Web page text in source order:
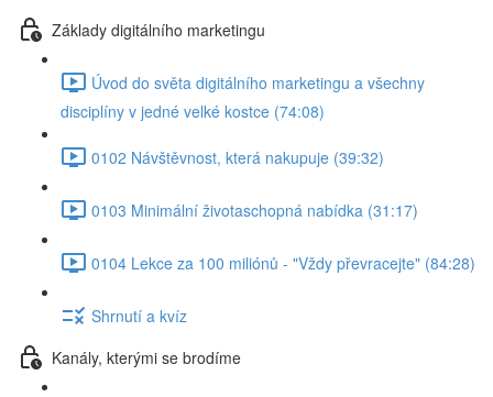
Základy digitálního marketingu
Úvod do světa digitálního marketingu a všechny
disciplíny v jedné velké kostce (74:08)
0102 Návštěvnost, která nakupuje (39:32)
0103 Minimální životaschopná nabídka (31:17)
0104 Lekce za 100 miliónů - "Vždy převracejte" (84:28)
Shrnutí a kvíz
Kanály, kterými se brodíme